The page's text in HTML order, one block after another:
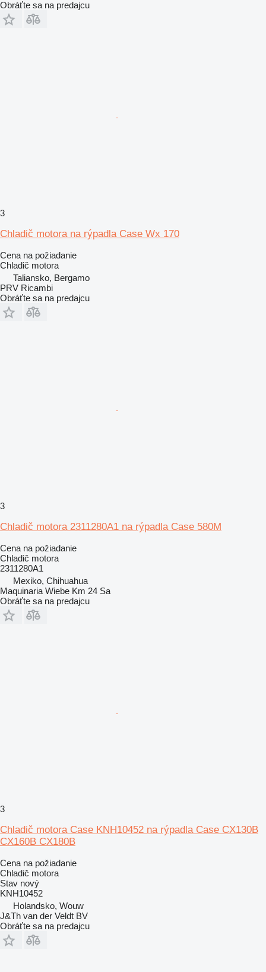
Obráťte sa na predajcu
3
Chladič motora na rýpadla Case Wx 170
Cena na požiadanie
Chladič motora
Taliansko, Bergamo
PRV Ricambi
Obráťte sa na predajcu
3
Chladič motora 2311280A1 na rýpadla Case 580M
Cena na požiadanie
Chladič motora
2311280A1
Mexiko, Chihuahua
Maquinaria Wiebe Km 24 Sa
Obráťte sa na predajcu
3
Chladič motora Case KNH10452 na rýpadla Case CX130B
CX160B CX180B
Cena na požiadanie
Chladič motora
Stav nový
KNH10452
Holandsko, Wouw
J&Th van der Veldt BV
Obráťte sa na predajcu